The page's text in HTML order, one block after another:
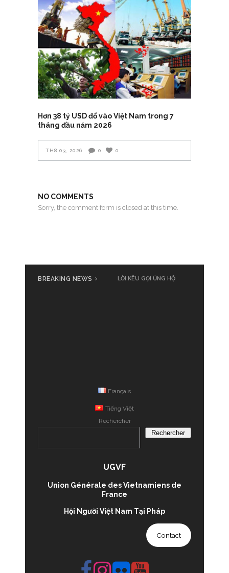
Hơn 38 tỷ USD đổ vào Việt Nam trong 7
tháng đầu năm 2026
TH8 03, 2026 0 0
NO COMMENTS
Sorry, the comment form is closed at this time.
BREAKING NEWS LỜI KÊU GỌI ỦNG HỘ
Français
Tiếng Việt
Rechercher
Rechercher
UGVF
Union Générale des Vietnamiens de
France
Hội Người Việt Nam Tại Pháp
Contact